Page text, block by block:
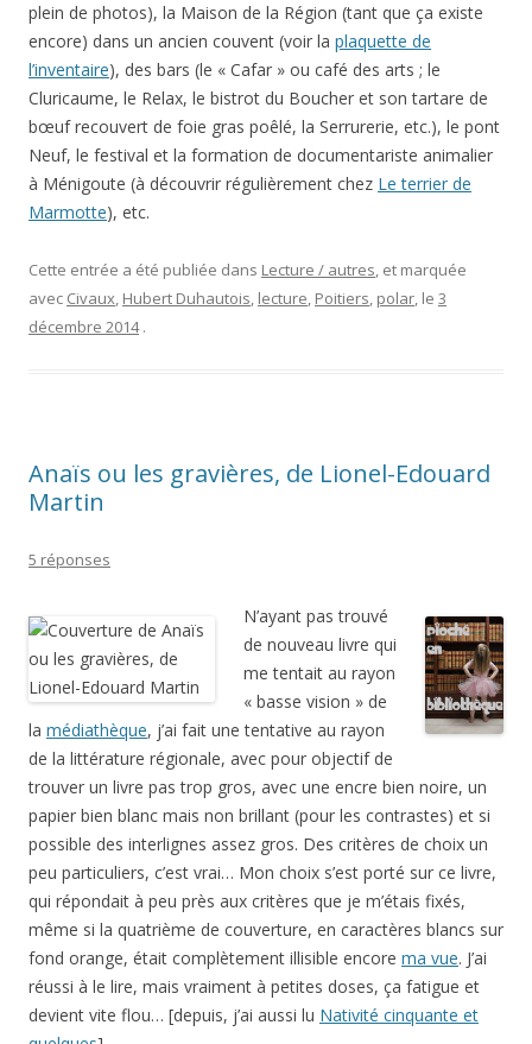
plein de photos), la Maison de la Région (tant que ça existe
encore) dans un ancien couvent (voir la plaquette de
l’inventaire), des bars (le « Cafar » ou café des arts ; le
Cluricaume, le Relax, le bistrot du Boucher et son tartare de
bœuf recouvert de foie gras poêlé, la Serrurerie, etc.), le pont
Neuf, le festival et la formation de documentariste animalier
à Ménigoute (à découvrir régulièrement chez Le terrier de
Marmotte), etc.
Cette entrée a été publiée dans Lecture / autres, et marquée
avec Civaux, Hubert Duhautois, lecture, Poitiers, polar, le 3
décembre 2014 .
Anaïs ou les gravières, de Lionel-Edouard
Martin
5 réponses
N’ayant pas trouvé
de nouveau livre qui
me tentait au rayon
« basse vision » de
la médiathèque, j’ai fait une tentative au rayon
de la littérature régionale, avec pour objectif de
trouver un livre pas trop gros, avec une encre bien noire, un
papier bien blanc mais non brillant (pour les contrastes) et si
possible des interlignes assez gros. Des critères de choix un
peu particuliers, c’est vrai… Mon choix s’est porté sur ce livre,
qui répondait à peu près aux critères que je m’étais fixés,
même si la quatrième de couverture, en caractères blancs sur
fond orange, était complètement illisible encore ma vue. J’ai
réussi à le lire, mais vraiment à petites doses, ça fatigue et
devient vite flou… [depuis, j’ai aussi lu Nativité cinquante et